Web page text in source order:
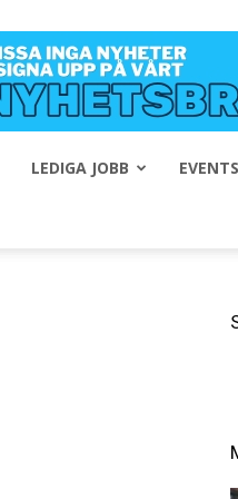
LEDIGA JOBB EVENTS